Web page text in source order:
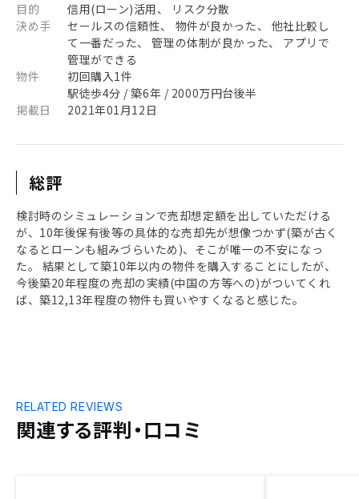
目的
信用(ローン)活用、 リスク分散
決め手
セールスの信頼性、 物件が良かった、 他社比較し
て一番だった、 管理の体制が良かった、 アプリで
管理ができる
物件
初回購入1件
駅徒歩4分 / 築6年 / 2000万円台後半
掲載日
2021年01月12日
総評
検討時のシミュレーションで売却想定額を出していただける
が、10年後保有後等の具体的な売却先が想像つかず(築が古く
なるとローンも組みづらいため)、そこが唯一の不安になっ
た。 結果として築10年以内の物件を購入することにしたが、
今後築20年程度の売却の実績(中国の方等への)がついてくれ
ば、築12,13年程度の物件も買いやすくなると感じた。
関連する評判・口コミ
RELATED REVIEWS